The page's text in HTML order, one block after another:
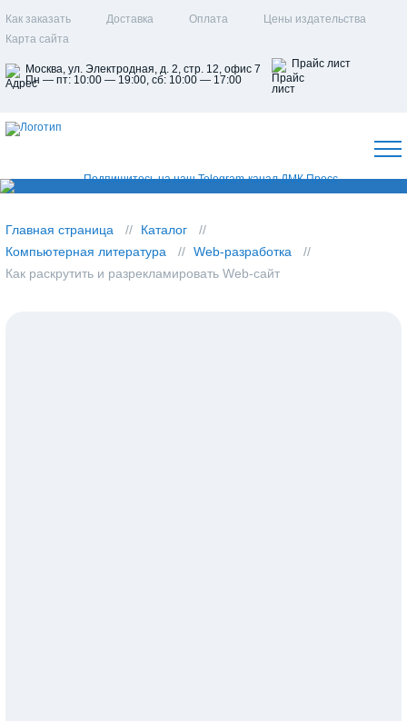
Как заказать Доставка Оплата
Цены издательства
Карта сайта
Москва, ул. Электродная, д. 2, стр. 12, офис 7
Пн — пт: 10:00 — 19:00, сб: 10:00 — 17:00
Прайс лист
Главная страница
Каталог
Компьютерная литература
Web-разработка
Как раскрутить и разрекламировать Web-сайт